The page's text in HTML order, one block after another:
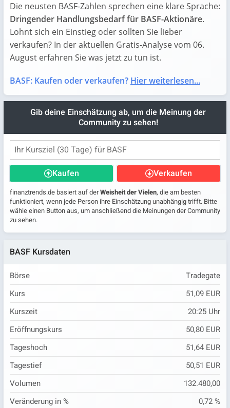
Die neusten BASF-Zahlen sprechen eine klare Sprache:
Dringender Handlungsbedarf für BASF-Aktionäre.
Lohnt sich ein Einstieg oder sollten Sie lieber
verkaufen? In der aktuellen Gratis-Analyse vom 06.
August erfahren Sie was jetzt zu tun ist.
BASF: Kaufen oder verkaufen? Hier weiterlesen...
Gib deine Einschätzung ab, um die Meinung der
Community zu sehen!
Kaufen Verkaufen
finanztrends.de basiert auf derWeisheit der Vielen, die am besten
funktioniert, wenn jede Person ihre Einschätzung unabhängig trifft. Bitte
wähle einen Button aus, um anschließend die Meinungen der Community
zu sehen.
BASF Kursdaten
Börse
Tradegate
Kurs
51,09 EUR
Kurszeit
20:25 Uhr
Eröffnungskurs
50,80 EUR
Tageshoch
51,64 EUR
Tagestief
50,51 EUR
Volumen
132.480,00
Veränderung in %
0,72 %